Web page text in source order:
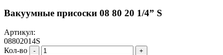
Вакуумные присоски 08 80 20 1/4” S
Артикул:
08802014S
Кол-во
-
+